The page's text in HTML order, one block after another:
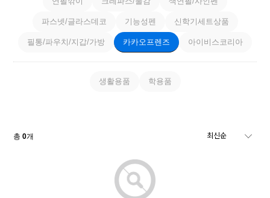
파스넷/글라스데코 기능성펜 신학기세트상품
필통/파우치/지갑/가방 카카오프렌즈 아이비스코리아
생활용품 학용품
총0개